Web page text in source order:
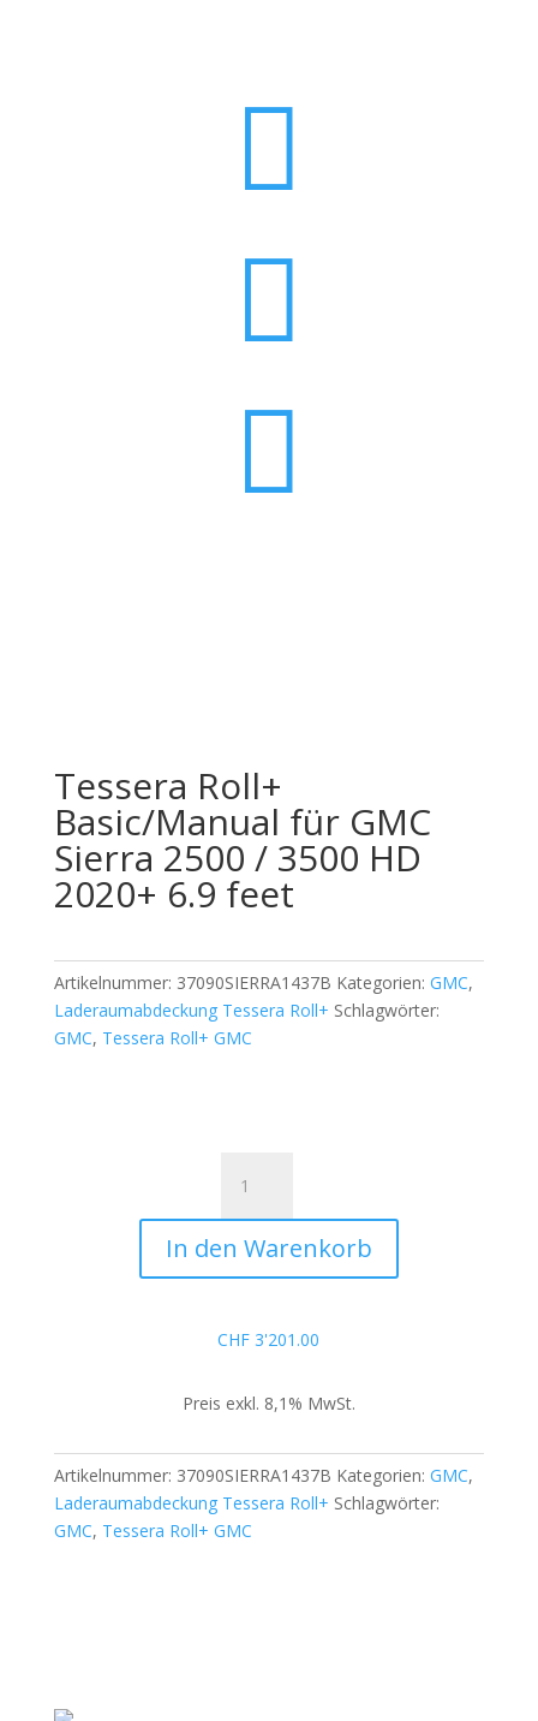



Tessera Roll+
Basic/Manual für GMC
Sierra 2500 / 3500 HD
2020+ 6.9 feet
Artikelnummer: 37090SIERRA1437B Kategorien: GMC,
Laderaumabdeckung Tessera Roll+ Schlagwörter:
GMC, Tessera Roll+ GMC
Roll+
Basic/Manual
für
GMC
2500
HD
6.9
feet
Menge
In den Warenkorb
CHF 3'201.00
Preis exkl. 8,1% MwSt.
Artikelnummer: 37090SIERRA1437B Kategorien: GMC,
Laderaumabdeckung Tessera Roll+ Schlagwörter:
GMC, Tessera Roll+ GMC